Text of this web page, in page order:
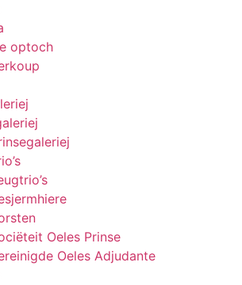
optoch
Oeles Prinse
Oeles Adjudante